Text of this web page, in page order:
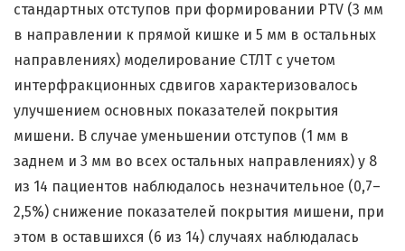
стандартных отступов при формировании PTV (3 мм
в направлении к прямой кишке и 5 мм в остальных
направлениях) моделирование СТЛТ с учетом
интерфракционных сдвигов характеризовалось
улучшением основных показателей покрытия
мишени. В случае уменьшении отступов (1 мм в
заднем и 3 мм во всех остальных направлениях) у 8
из 14 пациентов наблюдалось незначительное (0,7–
2,5%) снижение показателей покрытия мишени, при
этом в оставшихся (6 из 14) случаях наблюдалась